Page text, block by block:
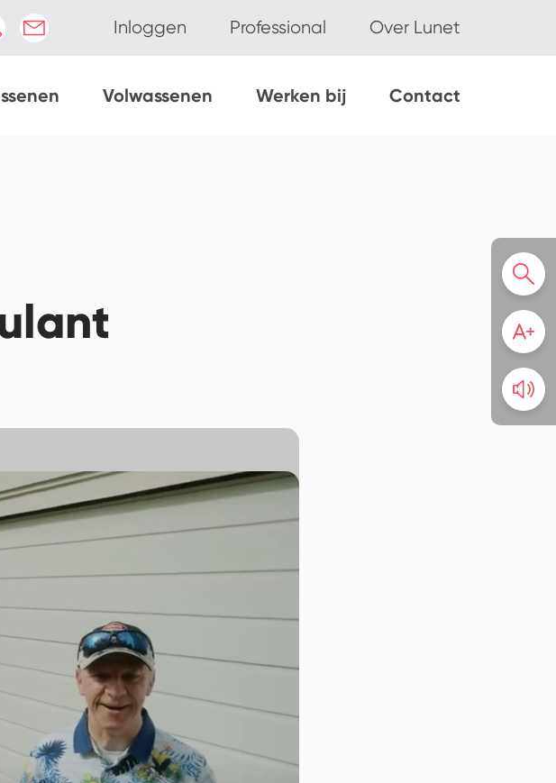
Inloggen Professional Over Lunet
Volwassenen Werken bij Contact